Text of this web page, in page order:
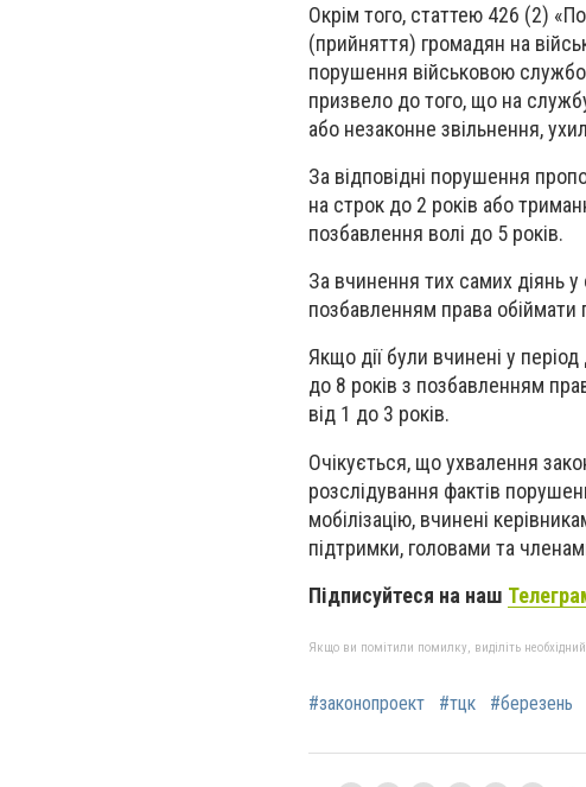
Окрім того, статтею 426 (2)
(прийняття) громадян на
порушення військовою
призвело до того, що на
або незаконне звільнення,
За відповідні порушення
на строк до 2 років або
позбавлення волі до 5 років.
За вчинення тих самих діянь
позбавленням права обіймати
Якщо дії були вчинені у
до 8 років з позбавленням
від 1 до 3 років.
Очікується, що ухвалення
розслідування фактів
мобілізацію, вчинені
підтримки, головами та
Підписуйтеся на наш
Якщо ви помітили помилку, виділіть
#законопроект #тцк #березень